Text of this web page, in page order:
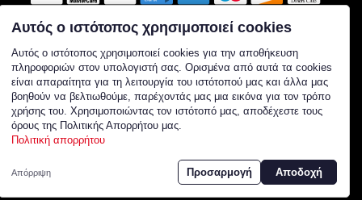
Στοιχεία εταιρείας
Επωνυμία: ALPHA VAPE ΜΟΝΟΠΡΟΣΩΠΗ Ι.Κ.Ε.
ΑΦΜ: 802548884
ΓΕΜΗ: 178425107000
ΔΟΥ: ΚΕΦΟΔΕ
Διεύθυνση: Οδυσσέως 16-18, Π. Φάληρο, 17563
Τηλέφωνο επικοινωνίας: 2107102436
Email επικοινωνίας: info@vapormarket.gr
Αυτός ο ιστότοπος χρησιμοποιεί cookies
Αυτός ο ιστότοπος χρησιμοποιεί cookies για την αποθήκευση
πληροφοριών στον υπολογιστή σας. Ορισμένα από αυτά τα cookies
είναι απαραίτητα για τη λειτουργία του ιστότοπού μας και άλλα μας
βοηθούν να βελτιωθούμε, παρέχοντάς μας μια εικόνα για τον τρόπο
χρήσης του. Χρησιμοποιώντας τον ιστότοπό μας, αποδέχεστε τους
όρους της Πολιτικής Απορρήτου μας.
Πολιτική απορρήτου
Απόρριψη Προσαρμογή Αποδοχή